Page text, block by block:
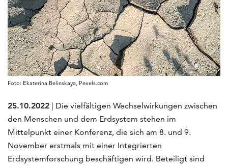
Foto: Ekaterina Belinskaya, Pexels.com
25.10.2022 | Die vielfältigen Wechselwirkungen zwischen
den Menschen und dem Erdsystem stehen im
Mittelpunkt einer Konferenz, die sich am 8. und 9.
November erstmals mit einer Integrierten
Erdsystemforschung beschäftigen wird. Beteiligt sind